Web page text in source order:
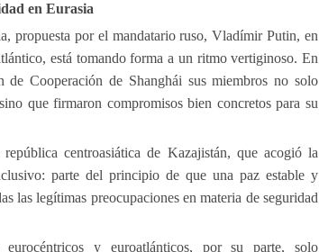
en Eurasia
propuesta por el mandatario ruso, Vladímir Putin, en
está tomando forma a un ritmo vertiginoso. En
de Cooperación de Shanghái sus miembros no solo
que firmaron compromisos bien concretos para su
centroasiática de Kazajistán, que acogió la
parte del principio de que una paz estable y
las legítimas preocupaciones en materia de seguridad
eurocéntricos y euroatlánticos, por su parte, solo